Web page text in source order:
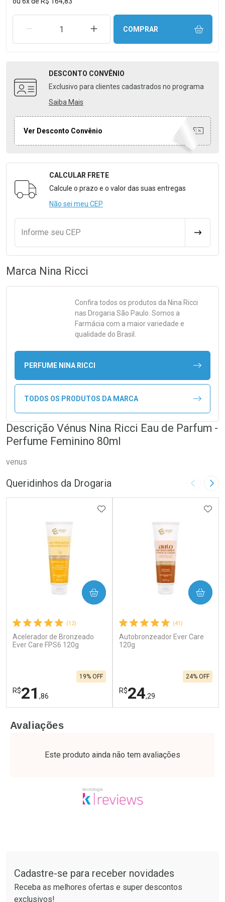
REMOVER UMA UNIDADEAUMENTAR UMA UNIDADE
COMPRAR
DESCONTO CONVÊNIO
Exclusivo para clientes cadastrados no programa
Saiba Mais
Ver Desconto Convênio
Formulário para Calcular o Frete
CALCULAR FRETE
Calcule o prazo e o valor das suas entregas
Não sei meu CEP
Informe seu CEP
Marca Nina Ricci
Confira todos os produtos da Nina Ricci
nas Drogaria São Paulo. Somos a
Farmácia com a maior variedade e
qualidade do Brasil.
PERFUME NINA RICCI
TODOS OS PRODUTOS DA MARCA
Descrição Vénus Nina Ricci Eau de Parfum -
Perfume Feminino 80ml
venus
Queridinhos da Drogaria Imagem
(12)
Acelerador de Bronzeado
Ever Care FPS6 120g
R$21 ,86
19% OFF
ADICIONAR AOS FAVORITOS
COMPRAR
Laboratório
Ativar Desconto
Por Menos
Comprar sem Desconto
(41)
Autobronzeador Ever Care
120g
R$24,29
24% OFF
COMPRAR
Laboratório
Ativar Desconto
Por Menos
Comprar sem Desconto
Avaliações
Este produto ainda não tem avaliações
Cadastre-se para receber novidades
Receba as melhores ofertas e super descontos
exclusivos!